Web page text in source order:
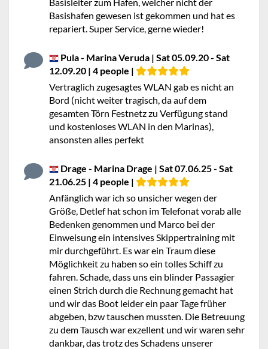
Basishafen gewesen ist gekommen und hat es
repariert. Super Service, gerne wieder!
Pula - Marina Veruda | Sat 05.09.20 - Sat
12.09.20 | 4 people |
Vertraglich zugesagtes WLAN gab es nicht an
Bord (nicht weiter tragisch, da auf dem
gesamten Törn Festnetz zu Verfügung stand
und kostenloses WLAN in den Marinas),
ansonsten alles perfekt
Drage - Marina Drage | Sat 07.06.25 - Sat
21.06.25 | 4 people |
Anfänglich war ich so unsicher wegen der
Größe, Detlef hat schon im Telefonat vorab alle
Bedenken genommen und Marco bei der
Einweisung ein intensives Skippertraining mit
mir durchgeführt. Es war ein Traum diese
Möglichkeit zu haben so ein tolles Schiff zu
fahren. Schade, dass uns ein blinder Passagier
einen Strich durch die Rechnung gemacht hat
und wir das Boot leider ein paar Tage früher
abgeben, bzw tauschen mussten. Die Betreuung
zu dem Tausch war exzellent und wir waren sehr
dankbar, das trotz des Schadens unserer